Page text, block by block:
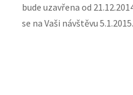
bude uzavřena od
se na Vaši návštěvu 5.1.2015.